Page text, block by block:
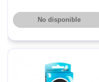
No disponible